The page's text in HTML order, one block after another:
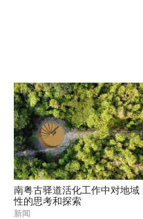
南粤古驿道活化工作中对地域
性的思考和探索
新闻